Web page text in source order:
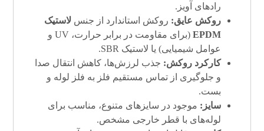
رادهای آویز.
روکش عایق: روکش استاندارد از جنسلاستیک
EPDM
(برای مقاومت در برابر حرارت، UV و
عوامل شیمیایی) یا لاستیک SBR.
کارکرد روکش: جذب لرزش‌ها، کاهش انتقال صدا
و جلوگیری از تماس مستقیم فلز به فلز لوله و
بست.
سایز: موجود در سایزهای متنوع، مناسب برای
لوله‌های با قطر خارجی مشخص.